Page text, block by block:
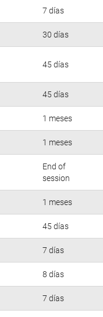
7 días
30 días
45 días
45 días
1 meses
1 meses
End of
session
1 meses
45 días
7 días
8 días
7 días